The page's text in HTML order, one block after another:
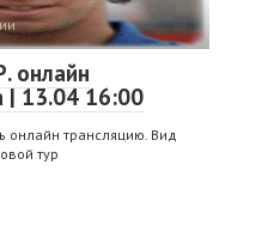
онлайн
| 13.04 16:00
онлайн трансляцию. Вид
тур